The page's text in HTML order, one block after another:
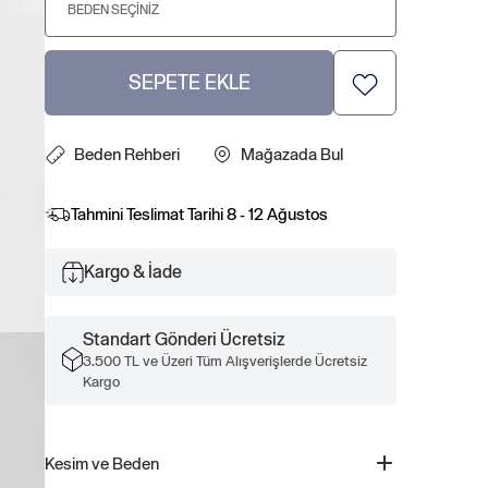
BEDEN SEÇINIZ
SEPETE EKLE
Beden Rehberi Mağazada Bul
Tahmini Teslimat Tarihi8 - 12 Ağustos
Kargo & İade
Standart Gönderi Ücretsiz
3.500 TL ve Üzeri Tüm Alışverişlerde Ücretsiz
Kargo
Kesim ve Beden